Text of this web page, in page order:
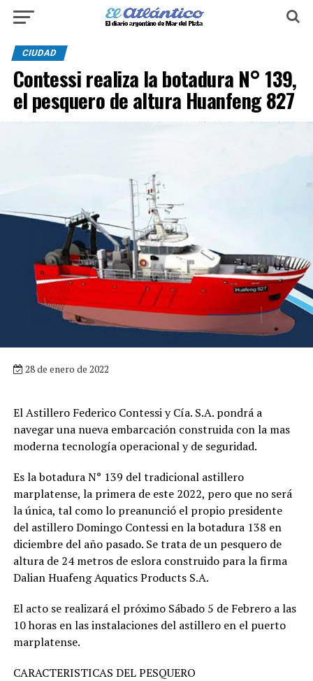
CIUDAD
Contessi realiza la botadura N° 139,
el pesquero de altura Huanfeng 827
28 de enero de 2022
El Astillero Federico Contessi y Cía. S.A. pondrá a
navegar una nueva embarcación construida con la mas
moderna tecnología operacional y de seguridad.
Es la botadura N° 139 del tradicional astillero
marplatense, la primera de este 2022, pero que no será
la única, tal como lo preanunció el propio presidente
del astillero Domingo Contessi en la botadura 138 en
diciembre del año pasado. Se trata de un pesquero de
altura de 24 metros de eslora construido para la firma
Dalian Huafeng Aquatics Products S.A.
El acto se realizará el próximo Sábado 5 de Febrero a las
10 horas en las instalaciones del astillero en el puerto
marplatense.
CARACTERISTICAS DEL PESQUERO